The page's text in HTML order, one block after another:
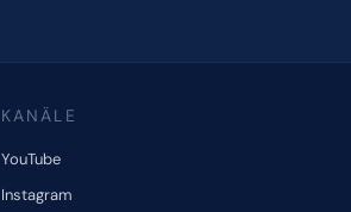
KANÄLE
YouTube
Instagram